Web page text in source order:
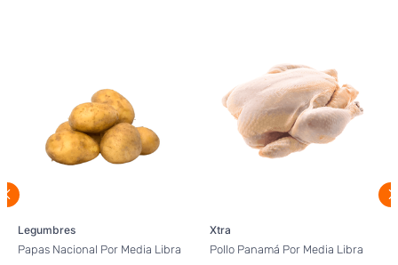
Legumbres
Papas Nacional Por Media Libra
Xtra
Pollo Panamá Por Media Libra